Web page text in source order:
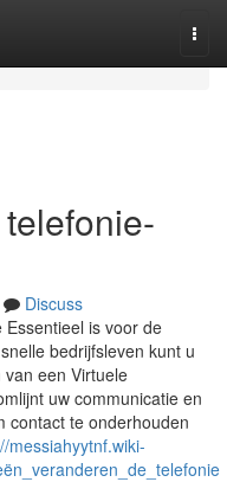
Discuss
is voor de
bedrijfsleven kunt u
een Virtuele
uw communicatie en
contact te onderhouden
messiahyytnf.wiki-